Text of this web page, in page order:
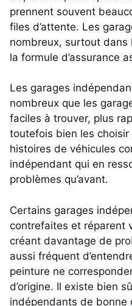
prennent souvent
files d’attente. Les
nombreux, surtout dans
la formule d’assurance
Les garages
nombreux que les
faciles à trouver, plus
toutefois bien les
histoires de véhicules
indépendant qui en
problèmes qu’avant.
Certains garages
contrefaites et réparent
créant davantage de
aussi fréquent
peinture ne
d’origine. Il existe bien
indépendants de bonne